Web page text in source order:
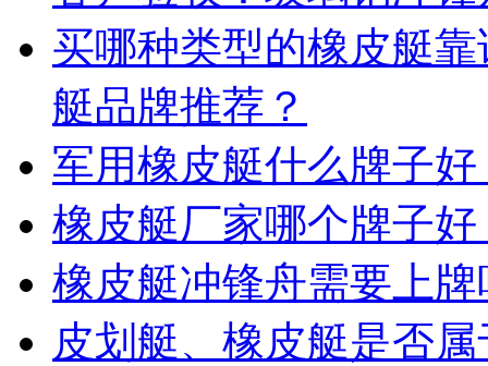
买哪种类型的橡皮艇
艇品牌推荐？
军用橡皮艇什么牌子好
橡皮艇厂家哪个牌子好
橡皮艇冲锋舟需要上牌
皮划艇、橡皮艇是否